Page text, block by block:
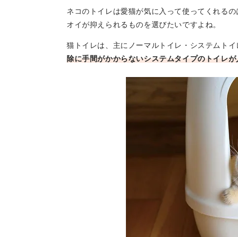
ネコのトイレは愛猫が気に入って使ってくれる
オイが抑えられるものを選びたいですよね。
猫トイレは、主にノーマルトイレ・システムト
除に手間がかからないシステムタイプのトイレが